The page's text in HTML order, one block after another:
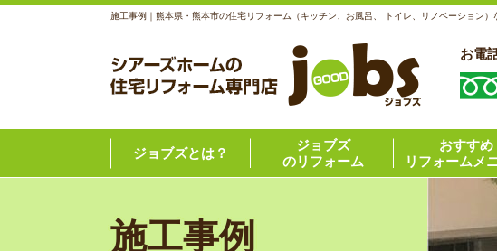
施工事例｜熊本県・熊本市の住宅リフォーム（キッチン、お風呂、 トイレ、リノベーション
お電
ジョブズとは？
ジョブズ
のリフォーム
おすすめ
リフォームメ
施工事例